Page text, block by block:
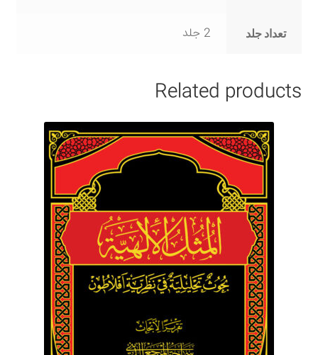
تعداد جلد 2 جلد
Related products